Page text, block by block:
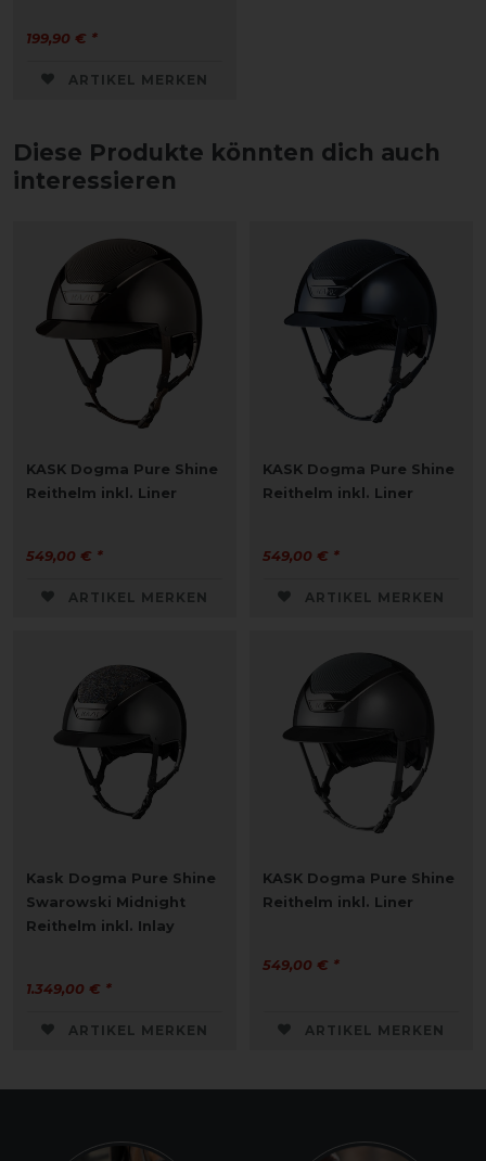
199,90 € *
ARTIKEL MERKEN
Diese Produkte könnten dich auch
interessieren
KASK Dogma Pure Shine
Reithelm inkl. Liner
549,00 € *
ARTIKEL MERKEN
KASK Dogma Pure Shine
Reithelm inkl. Liner
549,00 € *
ARTIKEL MERKEN
Kask Dogma Pure Shine
Swarowski Midnight
Reithelm inkl. Inlay
1.349,00 € *
ARTIKEL MERKEN
KASK Dogma Pure Shine
Reithelm inkl. Liner
549,00 € *
ARTIKEL MERKEN